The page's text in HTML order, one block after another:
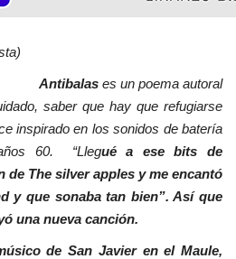
Antibalas es un poema autoral
saber que hay que refugiarse
inspirado en los sonidos de batería
60. “Llegué a ese bits de
de The silver apples y me encantó
y que sonaba tan bien”. Así que
una nueva canción.
de San Javier en el Maule,